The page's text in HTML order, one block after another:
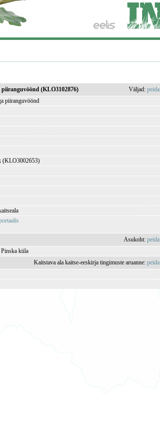
(KLO3102876) Väljad:peida
piiranguvöönd
(KLO3002653)
Asukoht:peida
küla
Kaitstava ala kaitse-eeskirja tingimuste aruanne:peida